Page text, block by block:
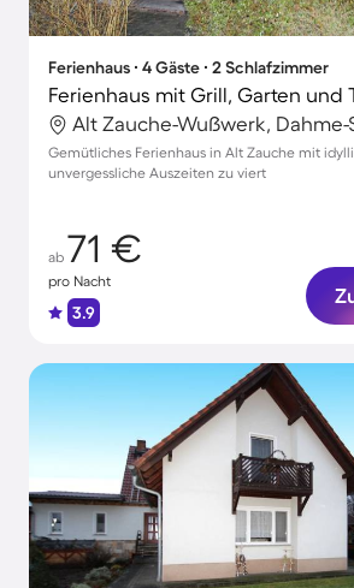
Ferienhaus ∙ 4 Gäste ∙ 2 Schlafzimmer
Ferienhaus mit Grill, Garten und
Gemütliches Ferienhaus in Alt Zauche mit
unvergessliche Auszeiten zu viert
ab 71 €
pro Nacht
3.9